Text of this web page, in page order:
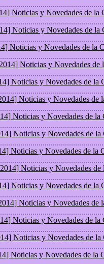
Noticias y Novedades de la
Noticias y Novedades de la
Noticias y Novedades de la
Noticias y Novedades de
Noticias y Novedades de la
Noticias y Novedades de
Noticias y Novedades de la
Noticias y Novedades de la
Noticias y Novedades de la
Noticias y Novedades de
Noticias y Novedades de la
Noticias y Novedades de
Noticias y Novedades de la
Noticias y Novedades de la
Noticias y Novedades de la